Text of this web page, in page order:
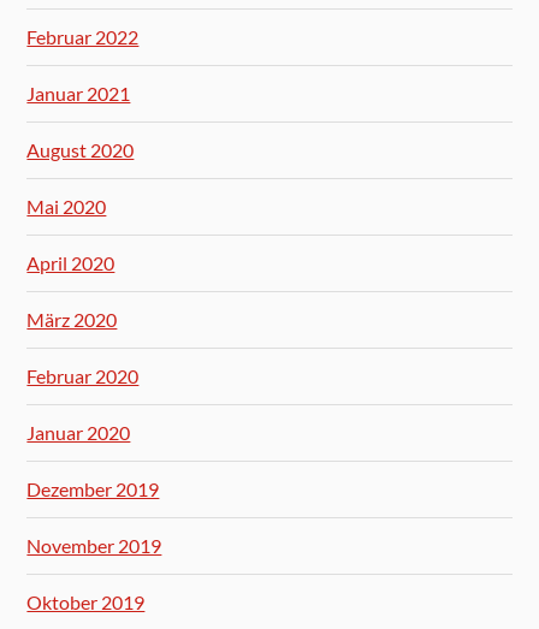
Februar 2022
Januar 2021
August 2020
Mai 2020
April 2020
März 2020
Februar 2020
Januar 2020
Dezember 2019
November 2019
Oktober 2019